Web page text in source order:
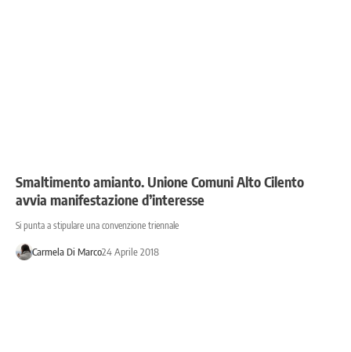
Smaltimento amianto. Unione Comuni Alto Cilento
avvia manifestazione d’interesse
Si punta a stipulare una convenzione triennale
Carmela Di Marco24 Aprile 2018